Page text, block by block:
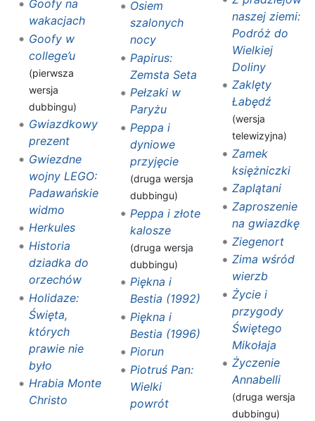
Goofy na
wakacjach
Goofy w
college’u
(pierwsza
wersja
dubbingu)
Gwiazdkowy
prezent
Gwiezdne
wojny LEGO:
Padawańskie
widmo
Herkules
Historia
dziadka do
orzechów
Holidaze:
Święta,
których
prawie nie
było
Hrabia Monte
Christo
Osiem
szalonych
nocy
Papirus:
Zemsta Seta
Pełzaki w
Paryżu
Peppa i
dyniowe
przyjęcie
(druga wersja
dubbingu)
Peppa i złote
kalosze
(druga wersja
dubbingu)
Piękna i
Bestia (1992)
Piękna i
Bestia (1996)
Piorun
Piotruś Pan:
Wielki
powrót
naszej ziemi:
Podróż do
Wielkiej
Doliny
Zaklęty
Łabędź
(wersja
telewizyjna)
Zamek
księżniczki
Zaplątani
Zaproszenie
na gwiazdkę
Ziegenort
Zima wśród
wierzb
Życie i
przygody
Świętego
Mikołaja
Życzenie
Annabelli
(druga wersja
dubbingu)